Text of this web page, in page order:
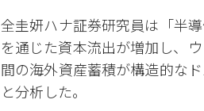
全圭妍ハナ証券研究員は「半
を通じた資本流出が増加し、
間の海外資産蓄積が構造的な
と分析した。